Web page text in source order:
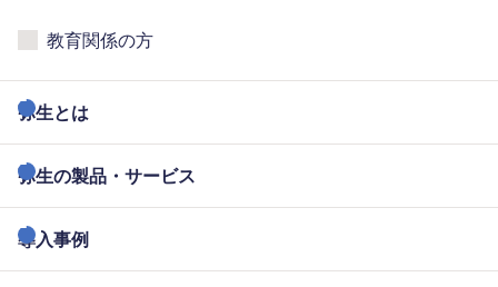
教育関係の方
弥生とは
弥生の製品・サービス
導入事例